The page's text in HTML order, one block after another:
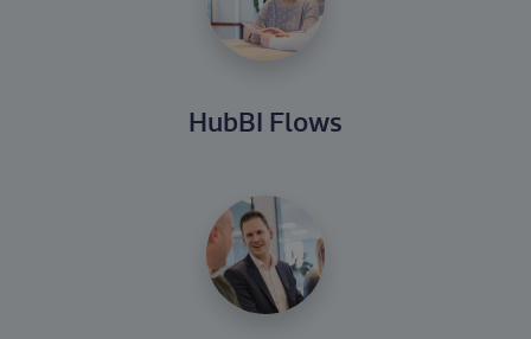
HubBI Flows